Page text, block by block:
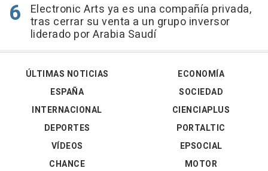
Electronic Arts ya es una compañía privada,
tras cerrar su venta a un grupo inversor
liderado por Arabia Saudí
ÚLTIMAS NOTICIAS
ESPAÑA
INTERNACIONAL
DEPORTES
VÍDEOS
ECONOMÍA
SOCIEDAD
CIENCIAPLUS
PORTALTIC
EPSOCIAL
CHANCE
MOTOR